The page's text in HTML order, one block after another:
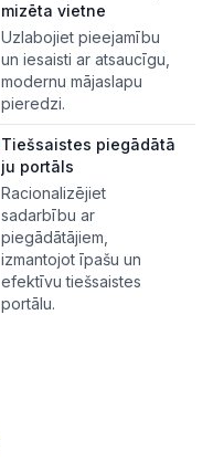
mizēta vietne
Uzlabojiet pieejamību
un iesaisti ar atsaucīgu,
modernu mājaslapu
pieredzi.
Tiešsaistes piegādātā
ju portāls
Racionalizējiet
sadarbību ar
piegādātājiem,
izmantojot īpašu un
efektīvu tiešsaistes
portālu.